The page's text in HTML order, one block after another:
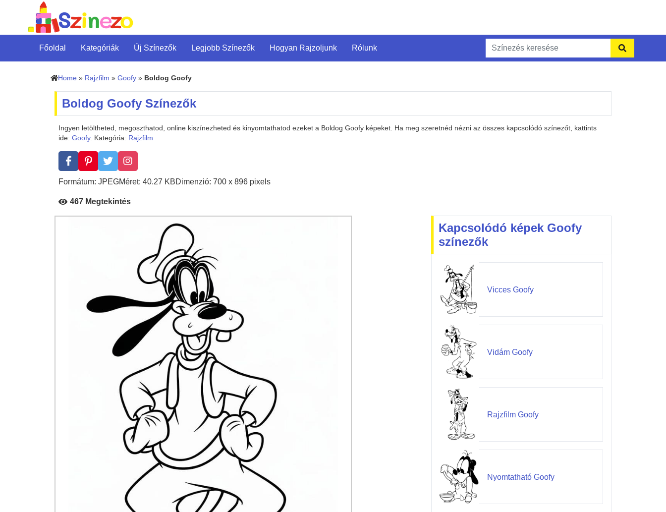
Főoldal Kategóriák Új Színezők Legjobb Színezők Hogyan Rajzoljunk Rólunk
Home » Rajzfilm » Goofy » Boldog Goofy
Boldog Goofy Színezők
Ingyen letöltheted, megoszthatod, online kiszínezheted és kinyomtathatod ezeket a Boldog Goofy képeket. Ha meg szeretnéd nézni az összes kapcsolódó színezőt, kattints
ide: Goofy. Kategória: Rajzfilm
Formátum: JPEGMéret: 40.27 KBDimenzió: 700 x 896 pixels
467 Megtekintés
Kapcsolódó képek Goofy
színezők
Vicces Goofy
Vidám Goofy
Rajzfilm Goofy
Nyomtatható Goofy